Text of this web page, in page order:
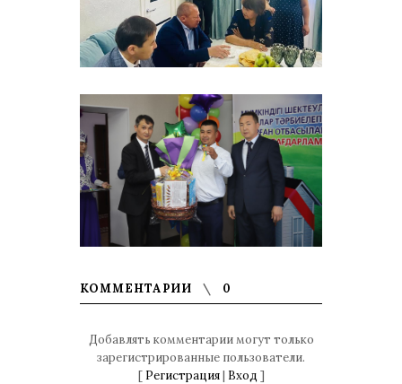
КОММЕНТАРИИ 0
Добавлять комментарии могут только
зарегистрированные пользователи.
[ Регистрация| Вход ]